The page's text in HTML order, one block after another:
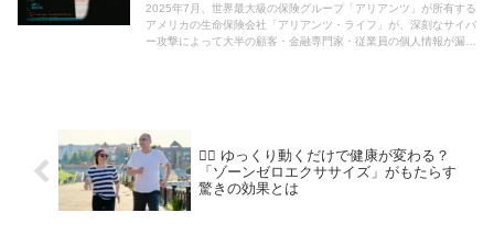
2025年7月、世界最大級の保険グループ「アリアンツ」が所有する
アメリカの生命保険会社「アリアンツ・ライフ」が、深刻なサイバ
ー攻撃によって大半の顧客・金融専門家・従業員の個人情報が漏洩
🧘‍♀️ ゆっくり動くだけで健康が変わる？
「ゾーンゼロエクササイズ」がもたらす
驚きの効果とは